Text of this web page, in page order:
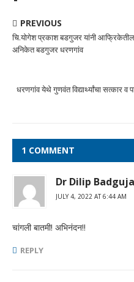
PREVIOUS
चि.योगेश प्रकाश बडगुजर यांनी
अनिकेत बडगुजर धरणगांव
धरणगांव येथे गुणवंत विद्यार्थ्यांचा सत्कार व
1 COMMENT
Dr Dilip
JULY 4, 2022 AT 6:44 AM
चांगली बातमी! अभिनंदन!!
REPLY